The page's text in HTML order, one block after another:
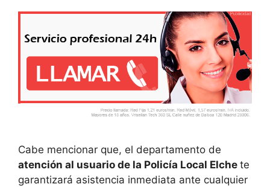
Cabe mencionar que, el departamento de
atención al usuario de la Policía Local Elche te
garantizará asistencia inmediata ante cualquier